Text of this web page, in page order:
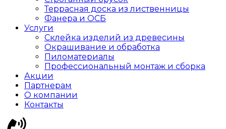
Террасная доска из лиственницы
Фанера и ОСБ
Услуги
Склейка изделий из древесины
Окрашивание и обработка
Пиломатериалы
Профессиональный монтаж и сборка
Акции
Партнерам
О компании
Контакты